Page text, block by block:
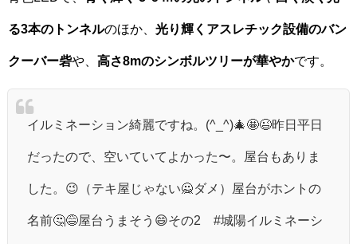
る3本のトンネルのほか、 光り輝くアスレチック設備のバン
クーバー砦や、 高さ8mのシンボルツリーが華やかです。
イルミネーション綺麗ですね。(^_^)🎄🤩😉昨日平日
だったので、空いていてよかった〜。屋台もありま
した。😉（テキ屋じゃない🙅ダメ）屋台がホントの
名前🤔😅屋台うまそう😄その2 #城陽イルミネーシ